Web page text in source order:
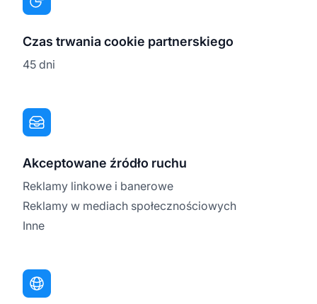
Czas trwania cookie partnerskiego
45 dni
Akceptowane źródło ruchu
Reklamy linkowe i banerowe
Reklamy w mediach społecznościowych
Inne